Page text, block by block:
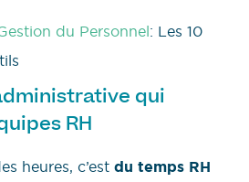
du Personnel: Les 10
qui
RH
heures, c’est du temps RH